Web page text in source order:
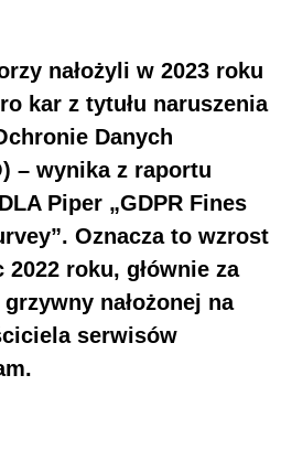
nałożyli w 2023 roku
kar z tytułu naruszenia
Danych
– wynika z raportu
Piper „GDPR Fines
Oznacza to wzrost
roku, głównie za
nałożonej na
serwisów